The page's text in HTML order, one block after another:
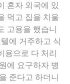
혼자 외국에 있
먹고 집을 치울
고용을 했습니
에 거주하고 식
용으로 다 처리
에 요구하자 병
준다고 하더니